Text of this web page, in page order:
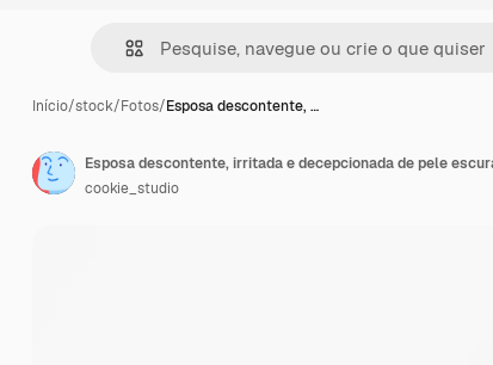
Início/stock/Fotos/Esposa descontente, …
cookie_studio